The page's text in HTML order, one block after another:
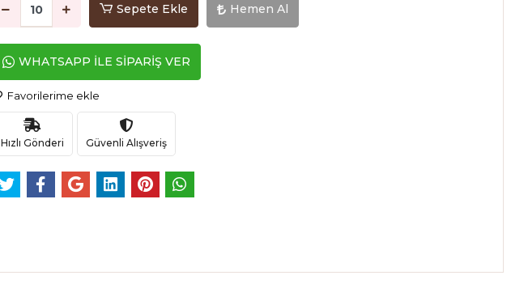
Sepete Ekle Hemen Al
WHATSAPP İLE SİPARİŞ VER
Favorilerime ekle
Hızlı Gönderi Güvenli Alışveriş